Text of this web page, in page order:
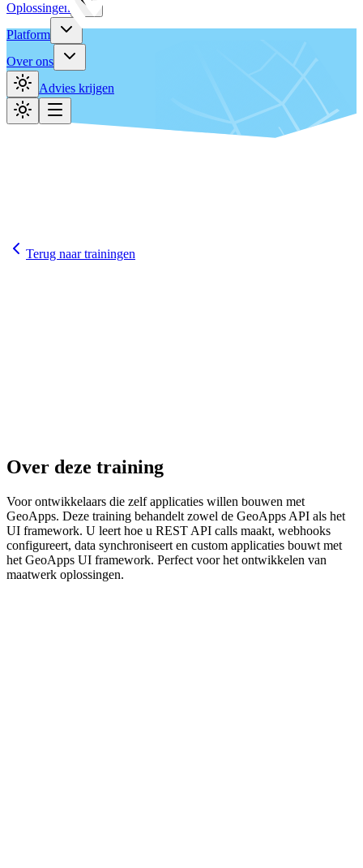
Oplossingen
Platform
Over ons
Advies krijgen
Terug naar trainingen
Over deze training
Voor ontwikkelaars die zelf applicaties willen bouwen met
GeoApps. Deze training behandelt zowel de GeoApps API als het
UI framework. U leert hoe u REST API calls maakt, webhooks
configureert, data synchroniseert en custom applicaties bouwt met
het GeoApps UI framework. Perfect voor het ontwikkelen van
maatwerk oplossingen.